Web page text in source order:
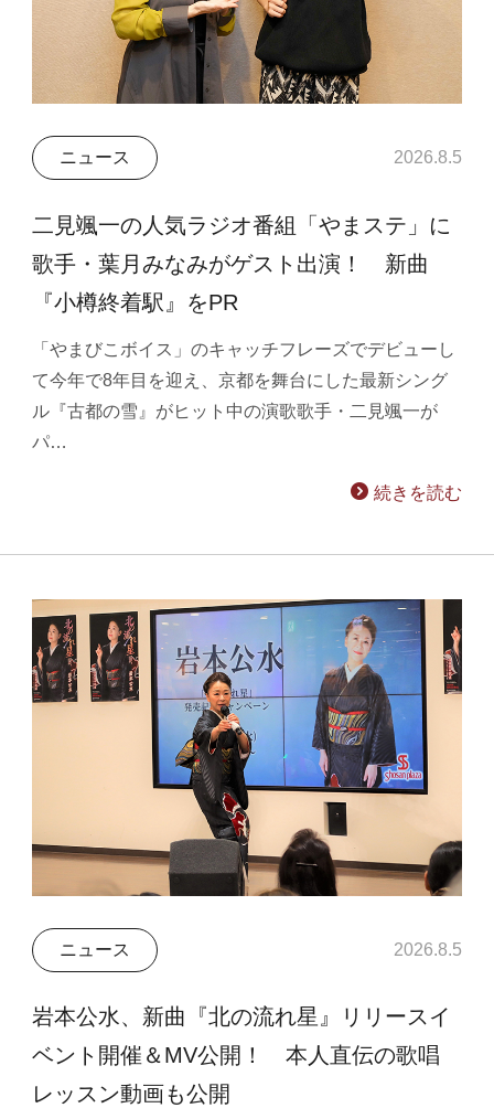
ニュース 2026.8.5
二見颯一の人気ラジオ番組「やまステ」に
歌手・葉月みなみがゲスト出演！ 新曲
『小樽終着駅』をPR
「やまびこボイス」のキャッチフレーズでデビューし
て今年で8年目を迎え、京都を舞台にした最新シング
ル『古都の雪』がヒット中の演歌歌手・二見颯一が
パ…
続きを読む
ニュース 2026.8.5
岩本公水、新曲『北の流れ星』リリースイ
ベント開催＆MV公開！ 本人直伝の歌唱
レッスン動画も公開